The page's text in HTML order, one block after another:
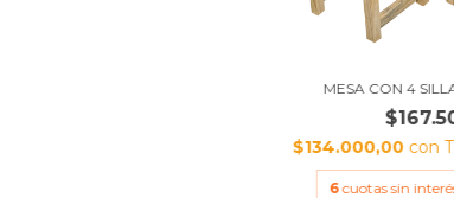
MESA CON 4
$134.000,00 con
6 cuotas sin